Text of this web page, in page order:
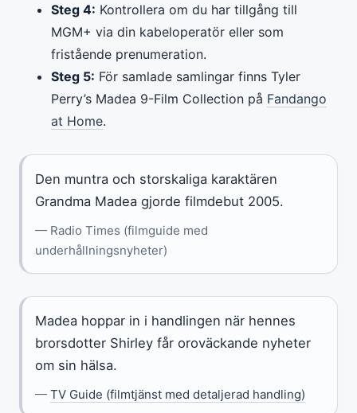
Steg 4: Kontrollera om du har tillgång till
MGM+ via din kabeloperatör eller som
fristående prenumeration.
Steg 5: För samlade samlingar finns Tyler
Perry’s Madea 9-Film Collection på Fandango
at Home.
Den muntra och storskaliga karaktären
Grandma Madea gjorde filmdebut 2005.
— Radio Times (filmguide med
underhållningsnyheter)
Madea hoppar in i handlingen när hennes
brorsdotter Shirley får oroväckande nyheter
om sin hälsa.
— TV Guide (filmtjänst med detaljerad handling)